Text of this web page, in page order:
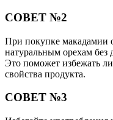
СОВЕТ №2
При покупке макадамии
натуральным орехам без
Это поможет избежать
свойства продукта.
СОВЕТ №3